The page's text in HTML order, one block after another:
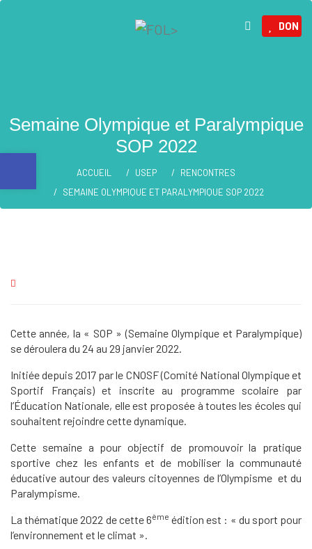
DON
Semaine Olympique et Paralympique
SOP 2022
ACCUEIL USEP
RENCONTRES
SEMAINE OLYMPIQUE ET PARALYMPIQUE SOP 2022
Cette année, la « SOP » (Semaine Olympique et Paralympique)
se déroulera du 24 au 29 janvier 2022.
Initiée depuis 2017 par le CNOSF (Comité National Olympique et
Sportif Français) et inscrite au programme scolaire par
l’Éducation Nationale, elle est proposée à toutes les écoles qui
souhaitent rejoindre cette dynamique.
Cette semaine a pour objectif de promouvoir la pratique
sportive chez les enfants et de mobiliser la communauté
éducative autour des valeurs citoyennes de l’Olympisme et du
Paralympisme.
La thématique 2022 de cette 6ème édition est : « du sport pour
l’environnement et le climat ».
Ouvrir la barre d’outils